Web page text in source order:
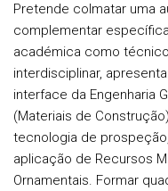
Pretende colmatar uma
complementar
académica como
interdisciplinar,
interface da Engenharia
(Materiais de
tecnologia de
aplicação de Recursos
Ornamentais. Formar